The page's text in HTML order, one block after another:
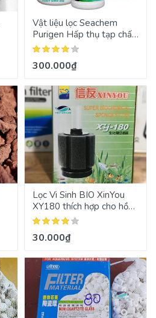
Vật liệu lọc Seachem
Purigen Hấp thụ tạp chất
khử độc nước
300.000₫
Lọc Vi Sinh BIO XinYou
XY180 thích hợp cho hồ
cá mini
30.000₫